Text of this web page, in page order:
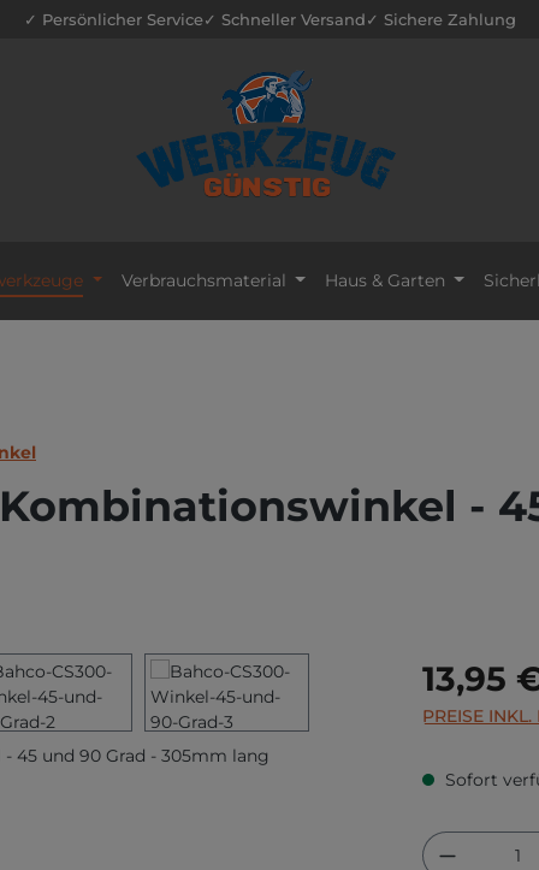
✓ Persönlicher Service✓ Schneller Versand✓ Sichere Zahlung
Verbrauchsmaterial Haus & Garten
-
Regulärer
13,95
PREISE
Sofort